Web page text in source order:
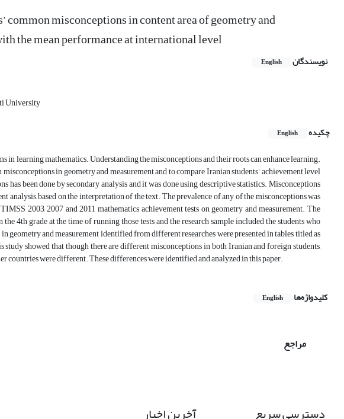
misconceptions in content area of geometry and
the mean performance at international level
نویسندگان English
University
چکیده
English
in learning mathematics. Understanding the misconceptions and their roots can enhance learning.
in geometry and measurement and to compare Iranian students’ achievement level
been done by secondary analysis and it was done using descriptive statistics. Misconceptions
based on the interpretation of the text. The prevalence of any of the misconceptions was
2003, 2007 and 2011 mathematics achievement tests on geometry and measurement. The
4th grade at the time of running those tests and the research sample included the students who
and measurement identified from different researches were presented in tables titled as
showed that though there are different misconceptions in both Iranian and foreign students,
countries were different. These differences were identified and analyzed in this paper.
کلیدواژه‌ها English
مراجع
دسترسی سریع آخرین اخبار